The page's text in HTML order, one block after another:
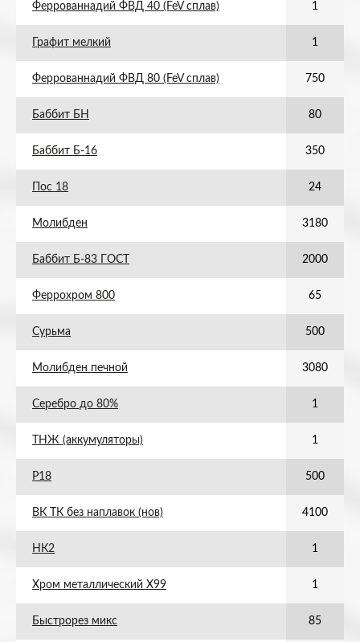
Феррованнадий ФВД 40 (FeV сплав) 1
Графит мелкий 1
Феррованнадий ФВД 80 (FeV сплав) 750
Баббит БН 80
Баббит Б-16 350
Пос 18 24
Молибден 3180
Баббит Б-83 ГОСТ 2000
Феррохром 800 65
Сурьма 500
Молибден печной 3080
Серебро до 80% 1
ТНЖ (аккумуляторы) 1
Р18 500
ВК ТК без наплавок (нов) 4100
НК2 1
Хром металлический Х99 1
Быстрорез микс 85